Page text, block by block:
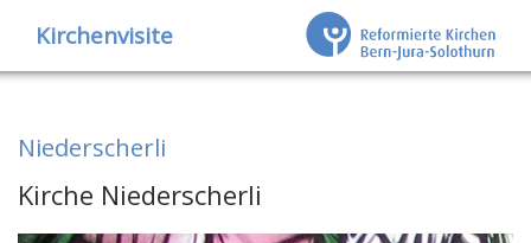
Kirchenvisite
Niederscherli
Kirche Niederscherli